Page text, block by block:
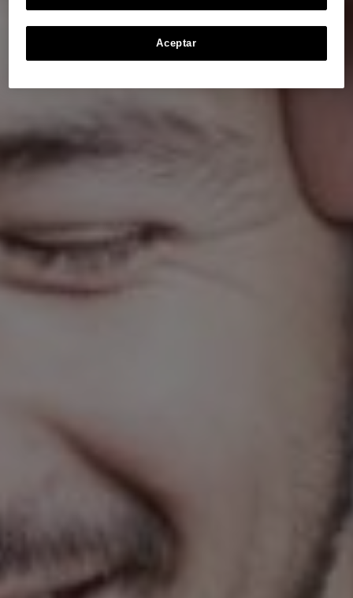
Aceptar